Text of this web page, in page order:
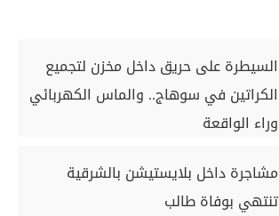
السيطرة على حريق داخل مخزن لتجميع
الكراتين في سوهاج.. والماس الكهربائي
وراء الواقعة
مشاجرة داخل بلايستيشن بالشرقية
تنتهي بوفاة طالب